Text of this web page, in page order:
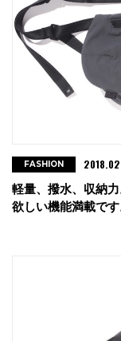
軽量、撥水、収納
欲しい機能満載です
FASHION